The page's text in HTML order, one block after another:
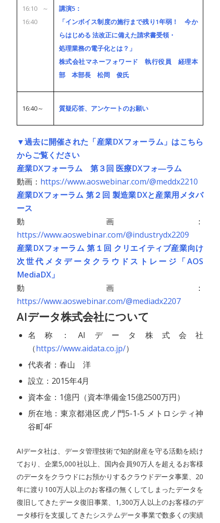
16:10～
16:40
講演5：
「インボイス制度の施行まで残り1年弱！ 今か
らはじめる 法改正に備えた請求書受領・
処理業務の電子化とは？」
株式会社マネーフォワード 執行役員 経理本
部 本部長 松岡 俊氏
16:40～ 質疑応答、アンケートのお願い
▼過去に開催された「産業DXフォーラム」はこちら
からご覧ください
産業DXフォーラム 第３回 医療DXフォ―ラム
動画： https://www.aoswebinar.com/@meddx2210
産業DXフォーラム 第２回 製造業DXと産業用メタバ
ース
動画：
https://www.aoswebinar.com/@industrydx2209
産業DXフォーラム 第１回 クリエイティブ産業向け
次世代メタデータクラウドストレージ「AOS
MediaDX」
動画：
https://www.aoswebinar.com/@mediadx2207
AIデータ株式会社について
名称：AIデータ株式会社
（https://www.aidata.co.jp/）
代表者：春山 洋
設立：2015年4月
資本金：1億円（資本準備金15億2500万円）
所在地：東京都港区虎ノ門5-1-5 メトロシティ神
谷町4F
AIデータ社は、データ管理技術で知的財産を守る活動を続け
ており、企業5,000社以上、国内会員90万人を超えるお客様
のデータをクラウドにお預かりするクラウドデータ事業、20
年に渡り100万人以上のお客様の無くしてしまったデータを
復旧してきたデータ復旧事業、1,300万人以上のお客様のデ
ータ移行を支援してきたシステムデータ事業で数多くの実績